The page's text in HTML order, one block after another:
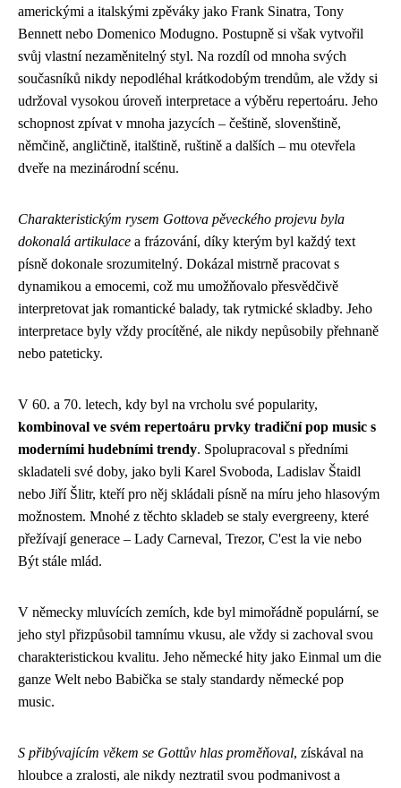
americkými a italskými zpěváky jako Frank Sinatra, Tony
Bennett nebo Domenico Modugno. Postupně si však vytvořil
svůj vlastní nezaměnitelný styl. Na rozdíl od mnoha svých
současníků nikdy nepodléhal krátkodobým trendům, ale vždy si
udržoval vysokou úroveň interpretace a výběru repertoáru. Jeho
schopnost zpívat v mnoha jazycích – češtině, slovenštině,
němčině, angličtině, italštině, ruštině a dalších – mu otevřela
dveře na mezinárodní scénu.
Charakteristickým rysem Gottova pěveckého projevu byla
dokonalá artikulace a frázování, díky kterým byl každý text
písně dokonale srozumitelný. Dokázal mistrně pracovat s
dynamikou a emocemi, což mu umožňovalo přesvědčivě
interpretovat jak romantické balady, tak rytmické skladby. Jeho
interpretace byly vždy procítěné, ale nikdy nepůsobily přehnaně
nebo pateticky.
V 60. a 70. letech, kdy byl na vrcholu své popularity,
kombinoval ve svém repertoáru prvky tradiční pop music s
moderními hudebními trendy. Spolupracoval s předními
skladateli své doby, jako byli Karel Svoboda, Ladislav Štaidl
nebo Jiří Šlitr, kteří pro něj skládali písně na míru jeho hlasovým
možnostem. Mnohé z těchto skladeb se staly evergreeny, které
přežívají generace – Lady Carneval, Trezor, C'est la vie nebo
Být stále mlád.
V německy mluvících zemích, kde byl mimořádně populární, se
jeho styl přizpůsobil tamnímu vkusu, ale vždy si zachoval svou
charakteristickou kvalitu. Jeho německé hity jako Einmal um die
ganze Welt nebo Babička se staly standardy německé pop
music.
S přibývajícím věkem se Gottův hlas proměňoval, získával na
hloubce a zralosti, ale nikdy neztratil svou podmanivost a